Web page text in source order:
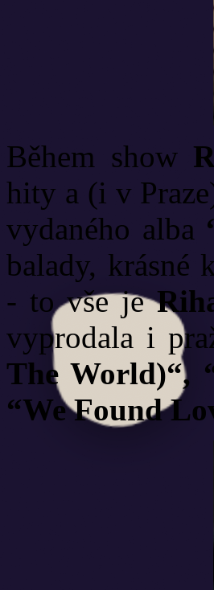
Během show
hity a (i v
vydaného alba
balady, krásné
- to vše je
vyprodala i
The World)“,
“We Found